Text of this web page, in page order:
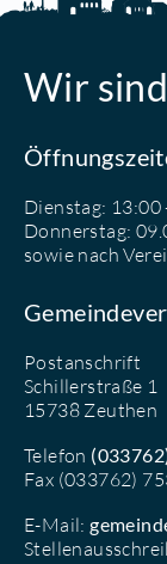
Wir
Dienstag: 13:00
Donnerstag:
sowie nach
Postanschrift
Schillerstraße 1
15738 Zeuthen
Telefon
Fax (033762)
E-Mail: